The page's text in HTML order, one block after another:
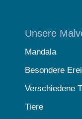
Unsere
Mandala
Besondere
Verschiedene
Tiere